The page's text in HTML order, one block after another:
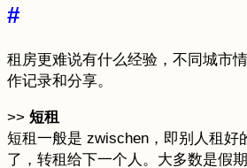
#
租房更难说有什么经验，不同城市
作记录和分享。
>> 短租
短租一般是 zwischen，即别人租好
了，转租给下一个人。大多数是假